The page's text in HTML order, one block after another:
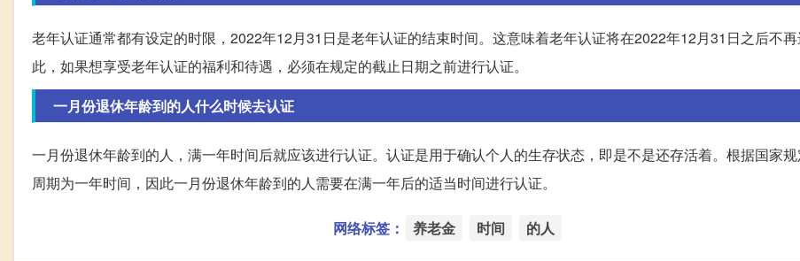
老年认证通常都有设定的时限，2022年12月31日是老年认证的结束时间。这意味着老年认证将在2022年12月31日之后不
此，如果想享受老年认证的福利和待遇，必须在规定的截止日期之前进行认证。
一月份退休年龄到的人什么时候去认证
一月份退休年龄到的人，满一年时间后就应该进行认证。认证是用于确认个人的生存状态，即是不是还存活着。根据国家
周期为一年时间，因此一月份退休年龄到的人需要在满一年后的适当时间进行认证。
网络标签： 养老金 时间 的人